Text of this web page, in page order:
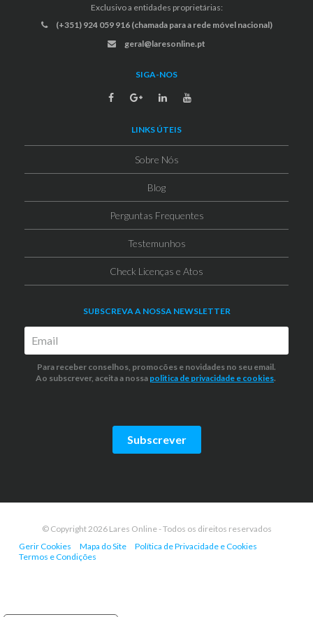
Exclusivo a entidades proprietárias:
(+351) 924 059 916 (chamada para a rede móvel nacional)
geral@laresonline.pt
SIGA-NOS
LINKS ÚTEIS
Sobre Nós
Blog
Perguntas Frequentes
Testemunhos
Check Licenças e Atos
SUBSCREVA A NOSSA NEWSLETTER
Para receber conselhos, promocões e novidades no seu email.
Ao subscrever, aceita a nossa politica de privacidade e cookies.
Subscrever
© Copyright 2026 Lares Online - Todos os direitos reservados
Gerir Cookies
Mapa do Site
Política de Privacidade e Cookies
Termos e Condições